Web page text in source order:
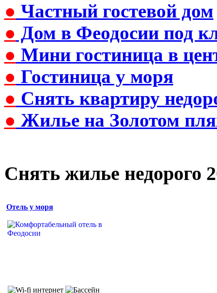
● Частный гостевой дом
● Дом в Феодосии под
● Мини гостиница в
● Гостиница у моря
● Снять квартиру
● Жилье на Золотом
Снять жилье недорого
Отель у моря